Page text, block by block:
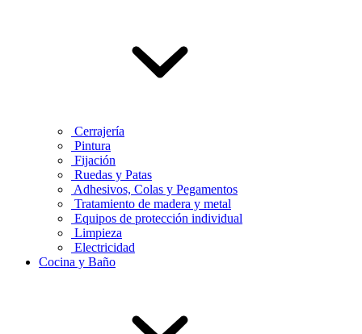
Cerrajería
Pintura
Fijación
Ruedas y Patas
Adhesivos, Colas y Pegamentos
Tratamiento de madera y metal
Equipos de protección individual
Limpieza
Electricidad
Cocina y Baño